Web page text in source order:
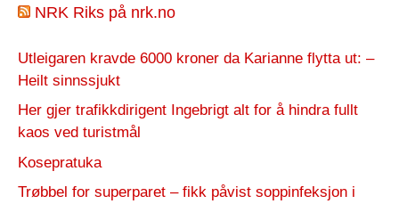
NRK Riks på nrk.no
Utleigaren kravde 6000 kroner da Karianne flytta ut: –
Heilt sinnssjukt
Her gjer trafikkdirigent Ingebrigt alt for å hindra fullt
kaos ved turistmål
Kosepratuka
Trøbbel for superparet – fikk påvist soppinfeksjon i